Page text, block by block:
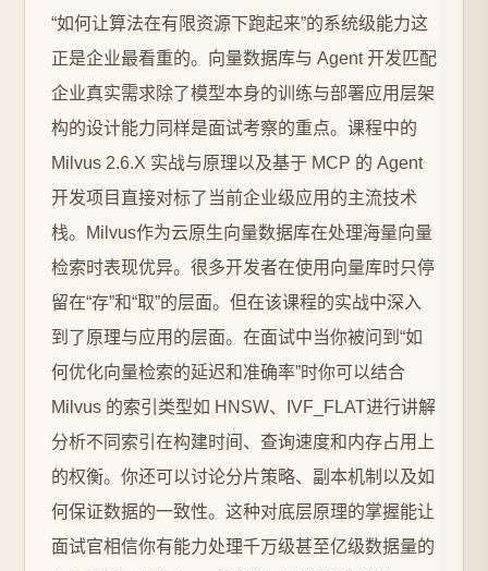
“如何让算法在有限资源下跑起来”的系统级能力这
正是企业最看重的。向量数据库与 Agent 开发匹配
企业真实需求除了模型本身的训练与部署应用层架
构的设计能力同样是面试考察的重点。课程中的
Milvus 2.6.X 实战与原理以及基于 MCP 的 Agent
开发项目直接对标了当前企业级应用的主流技术
栈。Milvus作为云原生向量数据库在处理海量向量
检索时表现优异。很多开发者在使用向量库时只停
留在“存”和“取”的层面。但在该课程的实战中深入
到了原理与应用的层面。在面试中当你被问到“如
何优化向量检索的延迟和准确率”时你可以结合
Milvus 的索引类型如 HNSW、IVF_FLAT进行讲解
分析不同索引在构建时间、查询速度和内存占用上
的权衡。你还可以讨论分片策略、副本机制以及如
何保证数据的一致性。这种对底层原理的掌握能让
面试官相信你有能力处理千万级甚至亿级数据量的